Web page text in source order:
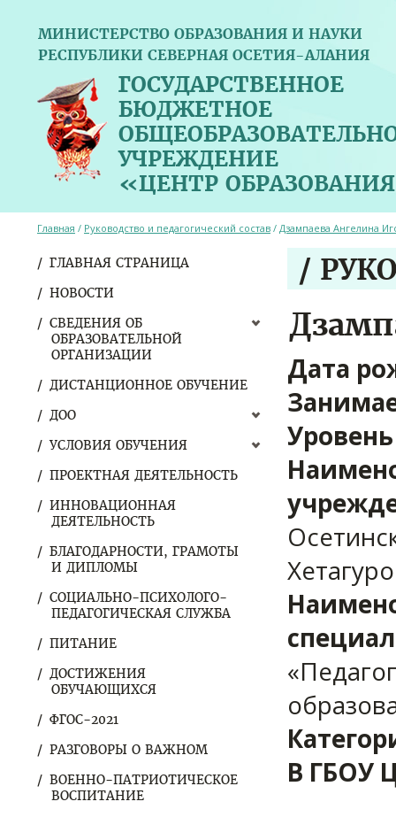
МИНИСТЕРСТВО ОБРАЗОВАНИЯ И НАУКИ
РЕСПУБЛИКИ СЕВЕРНАЯ ОСЕТИЯ-АЛАНИЯ
ГОСУДАРСТВЕННОЕ
БЮДЖЕТНОЕ
УЧРЕЖДЕНИЕ
«ЦЕНТР
ГЛАВНАЯ СТРАНИЦА
НОВОСТИ
СВЕДЕНИЯ ОБ
ОБРАЗОВАТЕЛЬНОЙ
ОРГАНИЗАЦИИ
ДИСТАНЦИОННОЕ ОБУЧЕНИЕ
ДОО
УСЛОВИЯ ОБУЧЕНИЯ
ПРОЕКТНАЯ ДЕЯТЕЛЬНОСТЬ
ИННОВАЦИОННАЯ
ДЕЯТЕЛЬНОСТЬ
БЛАГОДАРНОСТИ, ГРАМОТЫ
И ДИПЛОМЫ
СОЦИАЛЬНО-ПСИХОЛОГО-
ПЕДАГОГИЧЕСКАЯ СЛУЖБА
ПИТАНИЕ
ДОСТИЖЕНИЯ
ОБУЧАЮЩИХСЯ
ФГОС-2021
РАЗГОВОРЫ О ВАЖНОМ
ВОЕННО-ПАТРИОТИЧЕСКОЕ
ВОСПИТАНИЕ
Главная / Руководство и педагогический состав / Дзампаева Ангелина
/
Дата
В ГБОУ